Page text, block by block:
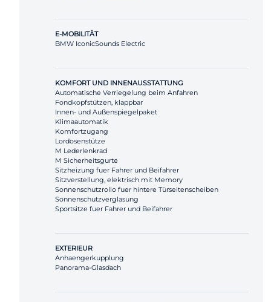
E-MOBILITÄT
BMW IconicSounds Electric
KOMFORT UND INNENAUSSTATTUNG
Automatische Verriegelung beim Anfahren
Fondkopfstützen, klappbar
Innen- und Außenspiegelpaket
Klimaautomatik
Komfortzugang
Lordosenstütze
M Lederlenkrad
M Sicherheitsgurte
Sitzheizung fuer Fahrer und Beifahrer
Sitzverstellung, elektrisch mit Memory
Sonnenschutzrollo fuer hintere Türseitenscheiben
Sonnenschutzverglasung
Sportsitze fuer Fahrer und Beifahrer
EXTERIEUR
Anhaengerkupplung
Panorama-Glasdach